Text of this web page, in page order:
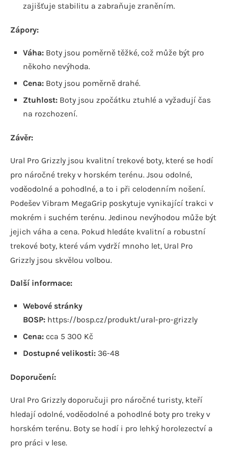
zajišťuje stabilitu a zabraňuje zraněním.
Zápory:
Váha: Boty jsou poměrně těžké, což může být pro
někoho nevýhoda.
Cena: Boty jsou poměrně drahé.
Ztuhlost: Boty jsou zpočátku ztuhlé a vyžadují čas
na rozchození.
Závěr:
Ural Pro Grizzly jsou kvalitní trekové boty, které se hodí
pro náročné treky v horském terénu. Jsou odolné,
voděodolné a pohodlné, a to i při celodenním nošení.
Podešev Vibram MegaGrip poskytuje vynikající trakci v
mokrém i suchém terénu. Jedinou nevýhodou může být
jejich váha a cena. Pokud hledáte kvalitní a robustní
trekové boty, které vám vydrží mnoho let, Ural Pro
Grizzly jsou skvělou volbou.
Další informace:
Webové stránky
BOSP: https://bosp.cz/produkt/ural-pro-grizzly
Cena: cca 5 300 Kč
Dostupné velikosti: 36-48
Doporučení:
Ural Pro Grizzly doporučuji pro náročné turisty, kteří
hledají odolné, voděodolné a pohodlné boty pro treky v
horském terénu. Boty se hodí i pro lehký horolezectví a
pro práci v lese.